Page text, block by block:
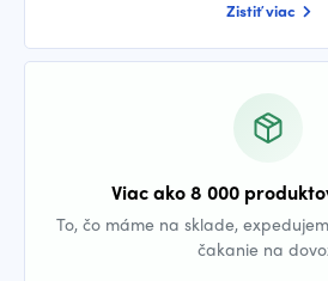
Zistiť viac
Viac ako 8 000
To, čo máme na sklade,
čakanie na